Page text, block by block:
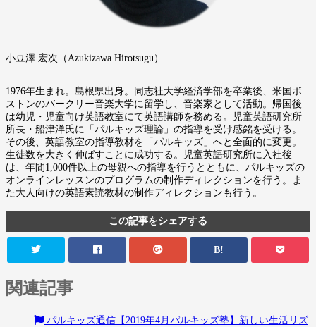
小豆澤 宏次（Azukizawa Hirotsugu）
1976年生まれ。島根県出身。同志社大学経済学部を卒業後、米国ボ
ストンのバークリー音楽大学に留学し、音楽家として活動。帰国後
は幼児・児童向け英語教室にて英語講師を務める。児童英語研究所
所長・船津洋氏に「パルキッズ理論」の指導を受け感銘を受ける。
その後、英語教室の指導教材を「パルキッズ」へと全面的に変更。
生徒数を大きく伸ばすことに成功する。児童英語研究所に入社後
は、年間1,000件以上の母親への指導を行うとともに、パルキッズの
オンラインレッスンのプログラムの制作ディレクションを行う。ま
た大人向けの英語素読教材の制作ディレクションも行う。
この記事をシェアする
B!
関連記事
パルキッズ通信【2019年4月パルキッズ塾】新しい生活リズ